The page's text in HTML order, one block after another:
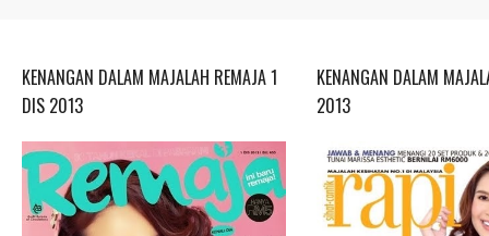
KENANGAN DALAM MAJALAH REMAJA 1
DIS 2013
KENANGAN DALAM
2013